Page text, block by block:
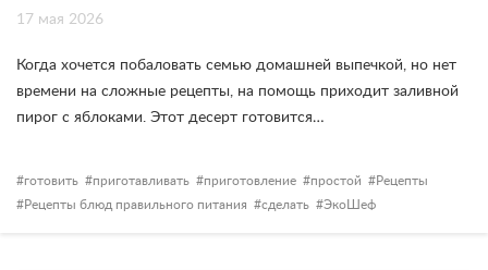
17 мая 2026
Когда хочется побаловать семью домашней выпечкой, но нет
времени на сложные рецепты, на помощь приходит заливной
пирог с яблоками. Этот десерт готовится…
готовить приготавливать приготовление простой
Рецепты
Рецепты блюд правильного питания
сделать ЭкоШеф